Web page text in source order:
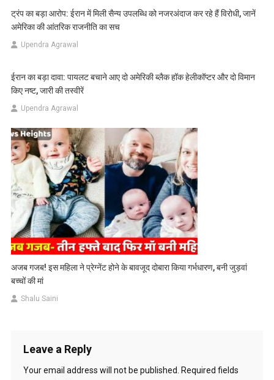
ट्रंप का बड़ा आरोप: ईरान में मिली सैन्य उपलब्धि को नजरअंदाज कर रहे हैं विरोधी, जानें
अमेरिका की आंतरिक राजनीति का सच
Upendra Agrawal
ईरान का बड़ा दावा: पायलट बचाने आए दो अमेरिकी ब्लैक हॉक हेलीकॉप्टर और दो विमान
किए नष्ट, जारी की तस्वीरें
Upendra Agrawal
अजब गजब! इस महिला ने प्रेग्नेंट होने के बावजूद दोबारा किया गर्भधारण, बनी जुड़वां
बच्चों की मां
Shalu Saini
Leave a Reply
Your email address will not be published.
Required fields